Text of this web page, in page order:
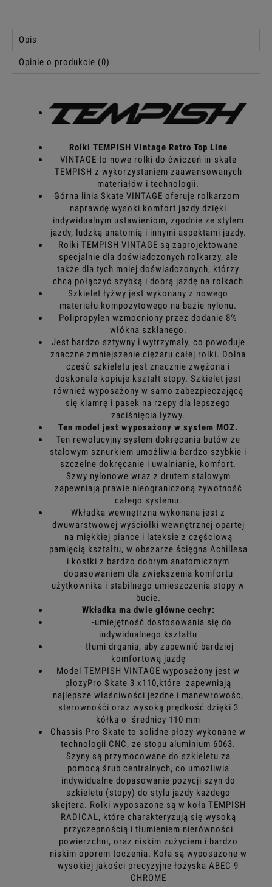
Opis
Opinie o produkcie (0)
Rolki TEMPISH Vintage Retro Top Line
VINTAGE to nowe rolki do ćwiczeń in-skate
TEMPISH z wykorzystaniem zaawansowanych
materiałów i technologii.
Górna linia Skate VINTAGE oferuje rolkarzom
naprawdę wysoki komfort jazdy dzięki
indywidualnym ustawieniom, zgodnie ze stylem
jazdy, ludzką anatomią i innymi aspektami jazdy.
Rolki TEMPISH VINTAGE są zaprojektowane
specjalnie dla doświadczonych rolkarzy, ale
także dla tych mniej doświadczonych, którzy
chcą połączyć szybką i dobrą jazdę na rolkach
Szkielet łyżwy jest wykonany z nowego
materiału kompozytowego na bazie nylonu.
Polipropylen wzmocniony przez dodanie 8%
włókna szklanego.
Jest bardzo sztywny i wytrzymały, co powoduje
znaczne zmniejszenie ciężaru całej rolki. Dolna
część szkieletu jest znacznie zwężona i
doskonale kopiuje kształt stopy. Szkielet jest
również wyposażony w samo zabezpieczającą
się klamrę i pasek na rzepy dla lepszego
zaciśnięcia łyżwy.
Ten model jest wyposażony w system MOZ.
Ten rewolucyjny system dokręcania butów ze
stalowym sznurkiem umożliwia bardzo szybkie i
szczelne dokręcanie i uwalnianie, komfort.
Szwy nylonowe wraz z drutem stalowym
zapewniają prawie nieograniczoną żywotność
całego systemu.
Wkładka wewnętrzna wykonana jest z
dwuwarstwowej wyściółki wewnętrznej opartej
na miękkiej piance i lateksie z częściową
pamięcią kształtu, w obszarze ścięgna Achillesa
i kostki z bardzo dobrym anatomicznym
dopasowaniem dla zwiększenia komfortu
użytkownika i stabilnego umieszczenia stopy w
bucie.
Wkładka ma dwie główne cechy:
-umiejętność dostosowania się do
indywidualnego kształtu
- tłumi drgania, aby zapewnić bardziej
komfortową jazdę
Model TEMPISH VINTAGE wyposażony jest w
płozyPro Skate 3 x110,które zapewniają
najlepsze właściwości jezdne i manewrowośc,
sterownośći oraz wysoką prędkość dzięki 3
kółką o średnicy 110 mm
Chassis Pro Skate to solidne płozy wykonane w
technologii CNC, ze stopu aluminium 6063.
Szyny są przymocowane do szkieletu za
pomocą śrub centralnych, co umożliwia
indywidualne dopasowanie pozycji szyn do
szkieletu (stopy) do stylu jazdy każdego
skejtera. Rolki wyposażone są w koła TEMPISH
RADICAL, które charakteryzują się wysoką
przyczepnością i tłumieniem nierówności
powierzchni, oraz niskim zużyciem i bardzo
niskim oporem toczenia. Koła są wyposazone w
wysokiej jakości precyzyjne łożyska ABEC 9
CHROME